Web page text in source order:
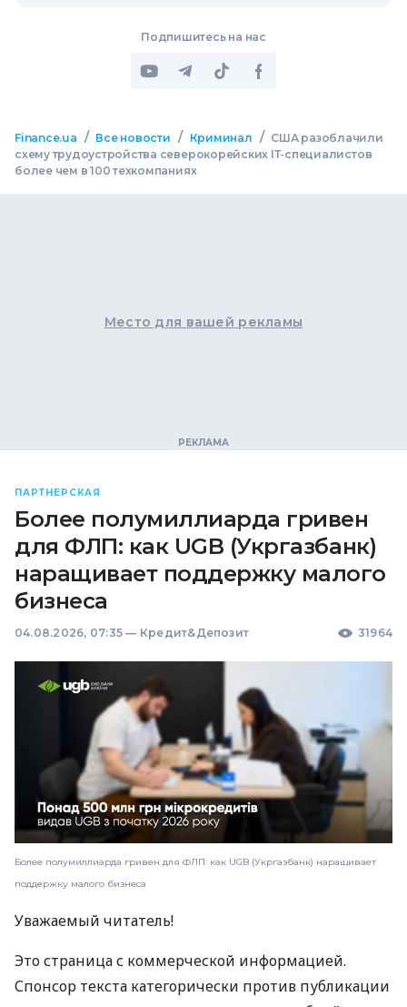
Подпишитесь на нас
Finance.ua / Все новости / Криминал / США разоблачили
схему трудоустройства северокорейских ІТ-специалистов
более чем в 100 техкомпаниях
Место для вашей рекламы
ПАРТНЕРСКАЯ
Более полумиллиарда гривен
для ФЛП: как UGB (Укргазбанк)
наращивает поддержку малого
бизнеса
04.08.2026, 07:35 — Кредит&Депозит 31964
Более полумиллиарда гривен для ФЛП: как UGB (Укргазбанк) наращивает
поддержку малого бизнеса
Уважаемый читатель!
Это страница с коммерческой информацией.
Спонсор текста категорически против публикации